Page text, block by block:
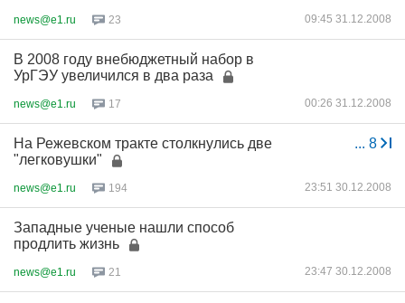
news@e1.ru 23 09:45 31.12.2008
В 2008 году внебюджетный набор в
УрГЭУ увеличился в два раза
news@e1.ru 17 00:26 31.12.2008
... 8
На Режевском тракте столкнулись две
"легковушки"
news@e1.ru 194 23:51 30.12.2008
Западные ученые нашли способ
продлить жизнь
news@e1.ru 21 23:47 30.12.2008